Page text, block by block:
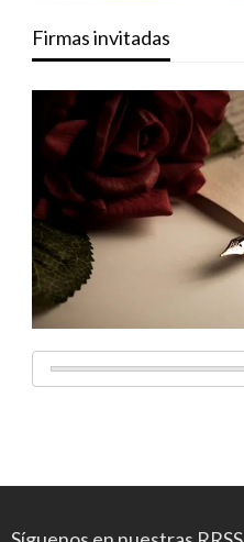
Firmas invitadas